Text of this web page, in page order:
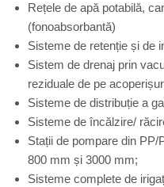
Rețele de apă potabilă,
(fonoabsorbantă)
Sisteme de retenție și de
Sistem de drenaj prin
reziduale de pe
Sisteme de distribuție a
Sisteme de încălzire/
Stații de pompare din
800 mm și 3000 mm;
Sisteme complete de